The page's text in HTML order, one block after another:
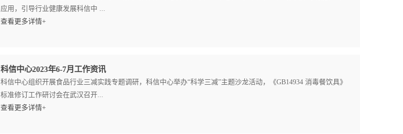
应用，引导行业健康发展科信中 ...
查看更多详情+
科信中心2023年6-7月工作资讯
科信中心组织开展食品行业三减实践专题调研，科信中心举办“科学三减”主题沙龙活动，《GB14934 消毒餐饮具》
标准修订工作研讨会在武汉召开...
查看更多详情+